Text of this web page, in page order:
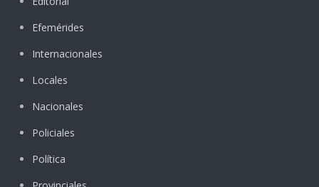
Efemérides
Internacionales
Locales
Nacionales
Policiales
Política